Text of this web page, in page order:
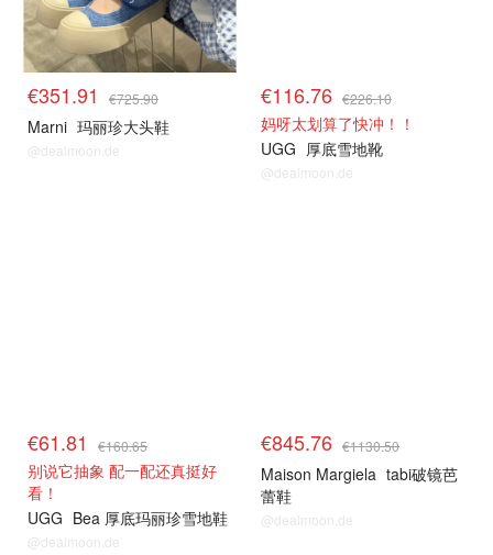
€351.91 €725.90
Marni 玛丽珍大头鞋
@dealmoon.de
€116.76 €226.10
妈呀太划算了快冲！！
UGG 厚底雪地靴
@dealmoon.de
€61.81 €160.65
别说它抽象 配一配还真挺好
看！
UGG Bea 厚底玛丽珍雪地鞋
@dealmoon.de
€845.76 €1130.50
Maison Margiela tabi破镜芭
蕾鞋
@dealmoon.de